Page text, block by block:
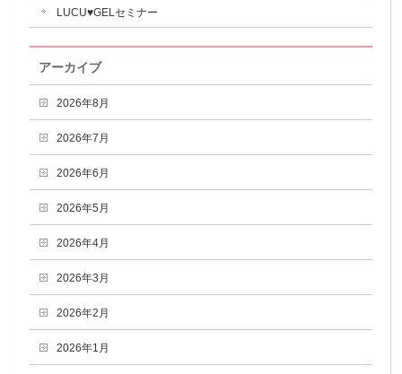
LUCU♥GELセミナー
アーカイブ
2026年8月
2026年7月
2026年6月
2026年5月
2026年4月
2026年3月
2026年2月
2026年1月